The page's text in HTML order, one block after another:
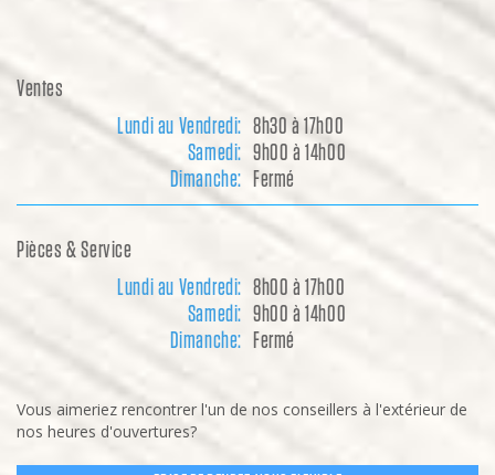
Ventes
Lundi au Vendredi: 8h30 à 17h00
Samedi: 9h00 à 14h00
Dimanche:
Fermé
Pièces & Service
Lundi au Vendredi: 8h00 à 17h00
Samedi: 9h00 à 14h00
Dimanche:
Fermé
Vous aimeriez rencontrer l'un de nos conseillers à l'extérieur de
nos heures d'ouvertures?